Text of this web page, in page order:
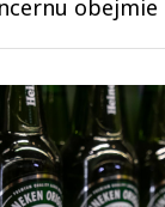
obejmie